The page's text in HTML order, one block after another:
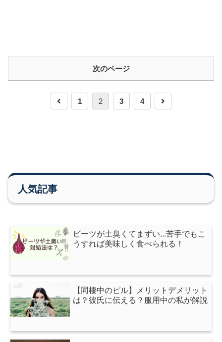
次のページ
前
1 2 3 4
次
人気記事
ビーツが土臭くてまずい...苦手でもこ
うすれば美味しく食べられる！
【同棲中のピル】メリットデメリット
は？彼氏に伝える？服用中の私が解説